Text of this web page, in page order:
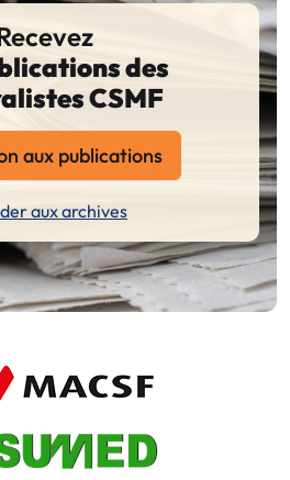
des
CSMF
aux publications
aux archives